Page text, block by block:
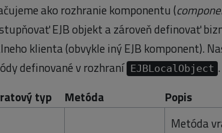
ako rozhranie komponentu (
EJB objekt a zároveň definovať
klienta (obvykle iný EJB komponent).
definované v rozhraní EJBLocalObject .
typ
Metóda Popis
Metóda